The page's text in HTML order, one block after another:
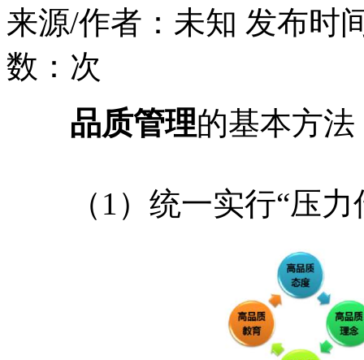
来源/作者： 未知 发布时
数： 次
品质管理的基本方法
（1）统一实行“压力